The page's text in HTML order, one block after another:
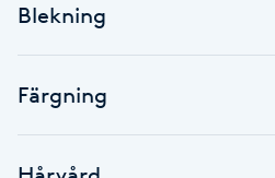
Celluliter
Coachning
Blekning
Färgning